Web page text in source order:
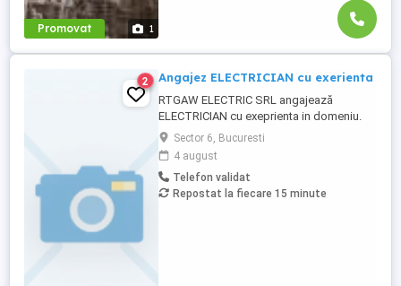
Promovat 1
2 Angajez ELECTRICIAN cu exerienta
RTGAW ELECTRIC SRL angajează
ELECTRICIAN cu exeprienta in domeniu.
Cautam electricieni cu experienta pentru
proiecte in Bucuresti si Ilfov. *Oferim:* *
5.500 - 7.000 lei net, in functie de
experienta; * bonusuri de performanta; *
scule si echipamente asigurate; *
Sector 6, Bucuresti
4 august
Telefon validat
Repostat la fiecare 15 minute